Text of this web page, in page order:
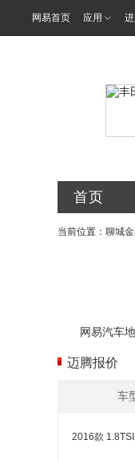
网易首页 应用
首页
当前位置： 聊城
网易汽车
迈腾报价
车
2016款